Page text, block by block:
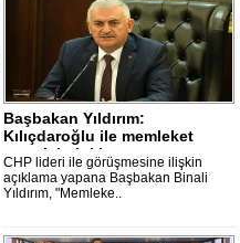
Başbakan Yıldırım:
Kılıçdaroğlu ile memleket
meselelerini ko..
CHP lideri ile görüşmesine ilişkin
açıklama yapana Başbakan Binali
Yıldırım, "Memleke..